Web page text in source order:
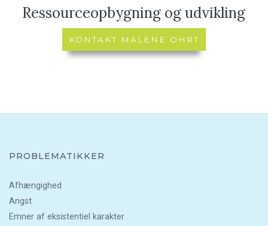
Ressourceopbygning og udvikling
KONTAKT MALENE OHRT
PROBLEMATIKKER
Afhængighed
Angst
Emner af eksistentiel karakter